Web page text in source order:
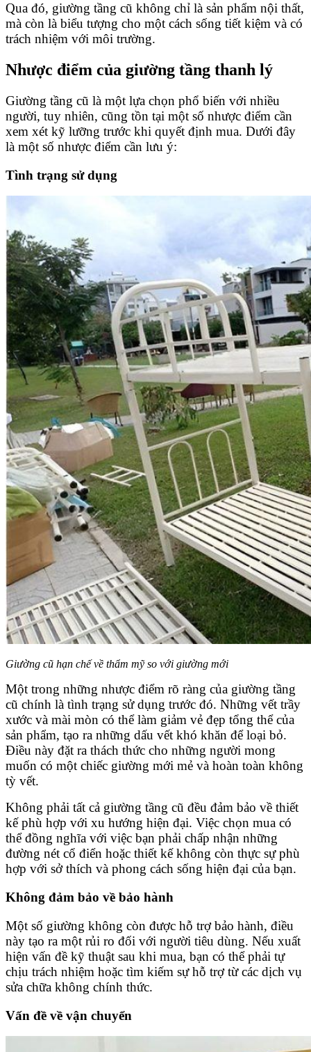
Qua đó, giường tầng cũ không chỉ là sản phẩm nội thất,
mà còn là biểu tượng cho một cách sống tiết kiệm và có
trách nhiệm với môi trường.
Nhược điểm của giường tầng thanh lý
Giường tầng cũ là một lựa chọn phổ biến với nhiều
người, tuy nhiên, cũng tồn tại một số nhược điểm cần
xem xét kỹ lưỡng trước khi quyết định mua. Dưới đây
là một số nhược điểm cần lưu ý:
Tình trạng sử dụng
Giường cũ hạn chế về thẩm mỹ so với giường mới
Một trong những nhược điểm rõ ràng của giường tầng
cũ chính là tình trạng sử dụng trước đó. Những vết trầy
xước và mài mòn có thể làm giảm vẻ đẹp tổng thể của
sản phẩm, tạo ra những dấu vết khó khăn để loại bỏ.
Điều này đặt ra thách thức cho những người mong
muốn có một chiếc giường mới mẻ và hoàn toàn không
tỳ vết.
Không phải tất cả giường tầng cũ đều đảm bảo về thiết
kế phù hợp với xu hướng hiện đại. Việc chọn mua có
thể đồng nghĩa với việc bạn phải chấp nhận những
đường nét cổ điển hoặc thiết kế không còn thực sự phù
hợp với sở thích và phong cách sống hiện đại của bạn.
Không đảm bảo về bảo hành
Một số giường không còn được hỗ trợ bảo hành, điều
này tạo ra một rủi ro đối với người tiêu dùng. Nếu xuất
hiện vấn đề kỹ thuật sau khi mua, bạn có thể phải tự
chịu trách nhiệm hoặc tìm kiếm sự hỗ trợ từ các dịch vụ
sửa chữa không chính thức.
Vấn đề về vận chuyển